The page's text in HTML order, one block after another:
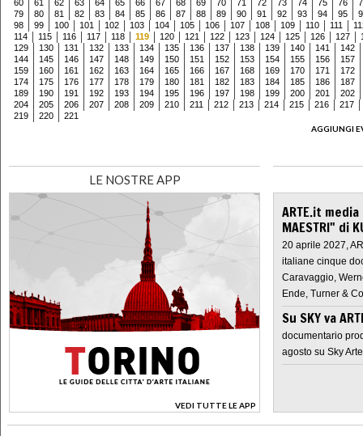
60 61 62 63 64 65 66 67 68 69 70 71 72 73 74 75 76
79
80 81 82 83 84 85 86 87 88 89 90 91 92 93 94 95
98
99 100 101 102 103 104 105 106 107 108 109 110 111
114
115 116 117 118 119 120 121 122 123 124 125 126 127
129
130 131 132 133 134 135 136 137 138 139 140 141
142
144
145 146 147 148 149 150 151 152 153 154 155 156
157
159
160 161 162 163 164 165 166 167 168 169 170 171
172
174
175 176 177 178 179 180 181 182 183 184 185 186
187
189
190 191 192 193 194 195 196 197 198 199 200 201
202
204
205 206 207 208 209 210 211 212 213 214 215 216
217
219
220
221
AGGIUNGI
LE NOSTRE APP
VEDI TUTTE LE APP
>
ARTE.it
MAESTRI" di
20 aprile 2027,
italiane cinque
Caravaggio,
Ende, Turner &
Su SKY va
documentario
agosto su Sky Arte